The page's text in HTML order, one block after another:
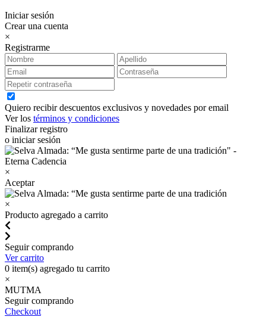
Iniciar sesión
Crear una cuenta
×
Registrarme
Quiero recibir descuentos exclusivos y novedades por email
Ver los términos y condiciones
Finalizar registro
o iniciar sesión
×
Aceptar
×
Producto agregado a carrito
Seguir comprando
Ver carrito
0 item(s) agregado tu carrito
×
MUTMA
Seguir comprando
Checkout